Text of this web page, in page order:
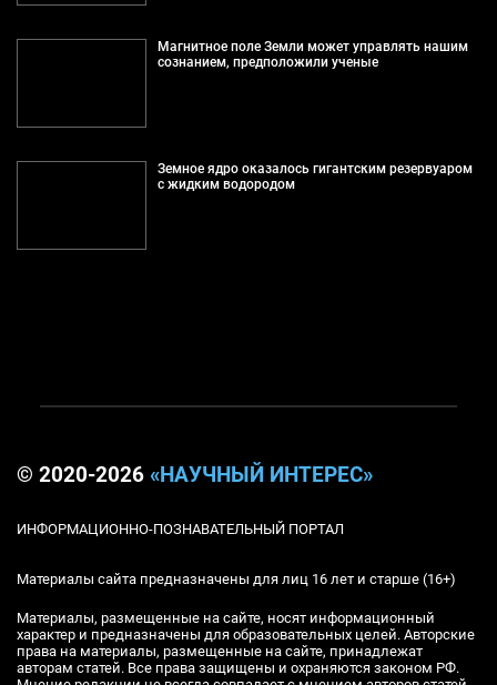
Магнитное поле Земли может управлять нашим
сознанием, предположили ученые
Земное ядро оказалось гигантским резервуаром
с жидким водородом
© 2020-2026 «НАУЧНЫЙ ИНТЕРЕС»
ИНФОРМАЦИОННО-ПОЗНАВАТЕЛЬНЫЙ ПОРТАЛ
Материалы сайта предназначены для лиц 16 лет и старше (16+)
Материалы, размещенные на сайте, носят информационный
характер и предназначены для образовательных целей. Авторские
права на материалы, размещенные на сайте, принадлежат
авторам статей. Все права защищены и охраняются законом РФ.